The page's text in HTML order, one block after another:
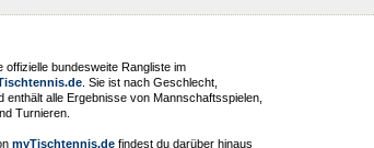
offizielle bundesweite Rangliste im
. Sie ist nach Geschlecht,
enthält alle Ergebnisse von Mannschaftsspielen,
Turnieren.
myTischtennis.de findest du darüber hinaus